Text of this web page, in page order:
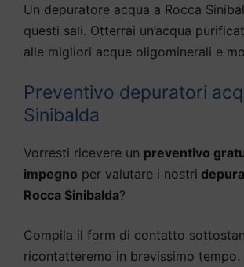
Un depuratore acqua a Rocca
questi sali. Otterrai un’acqua
alle migliori acque oligominerali e
Preventivo depuratori
Sinibalda
Vorresti ricevere un preventivo
impegno per valutare i nostri
Rocca Sinibalda?
Compila il form di contatto
ricontatteremo in brevissimo tempo.